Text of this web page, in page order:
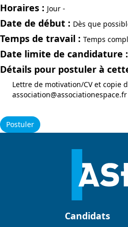
Horaires : Jour -
Date de début : Dès que
Temps de travail : Temps
Date limite de candidature :
Détails pour postuler à
Lettre de motivation/CV et copie
association@associationespace.fr
Postuler
Candidats